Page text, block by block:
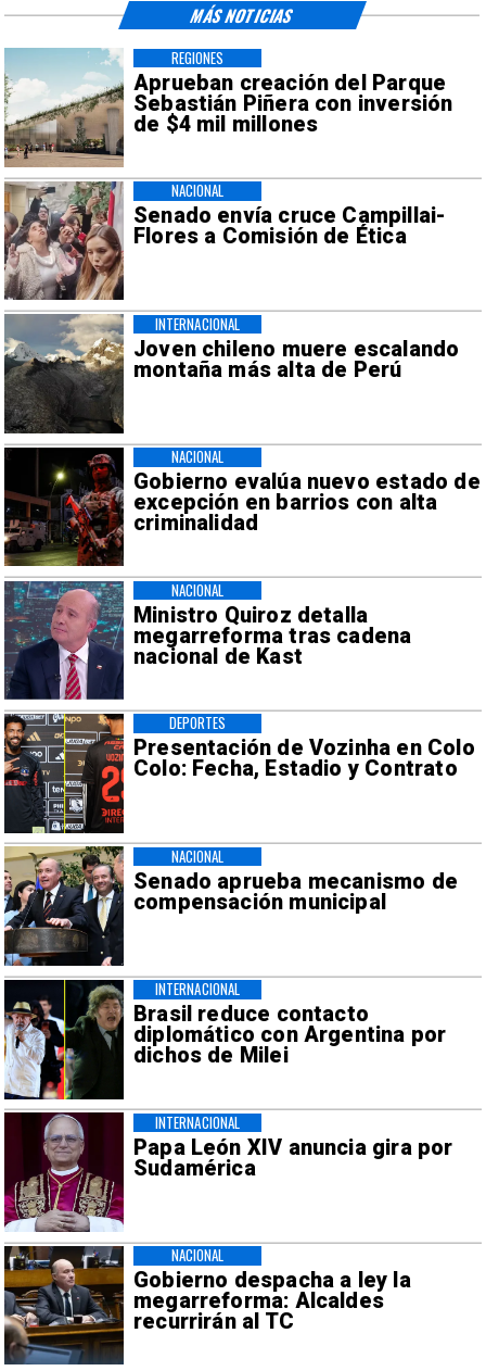
Aprueban creación del Parque
Sebastián Piñera con inversión
de $4 mil millones
REGIONES
Senado envía cruce Campillai-
Flores a Comisión de Ética
NACIONAL
Joven chileno muere escalando
montaña más alta de Perú
INTERNACIONAL
Gobierno evalúa nuevo estado de
excepción en barrios con alta
criminalidad
NACIONAL
Ministro Quiroz detalla
megarreforma tras cadena
nacional de Kast
NACIONAL
Presentación de Vozinha en Colo
Colo: Fecha, Estadio y Contrato
DEPORTES
Senado aprueba mecanismo de
compensación municipal
NACIONAL
Brasil reduce contacto
diplomático con Argentina por
dichos de Milei
INTERNACIONAL
Papa León XIV anuncia gira por
Sudamérica
INTERNACIONAL
Gobierno despacha a ley la
megarreforma: Alcaldes
recurrirán al TC
NACIONAL
MÁS NOTICIAS